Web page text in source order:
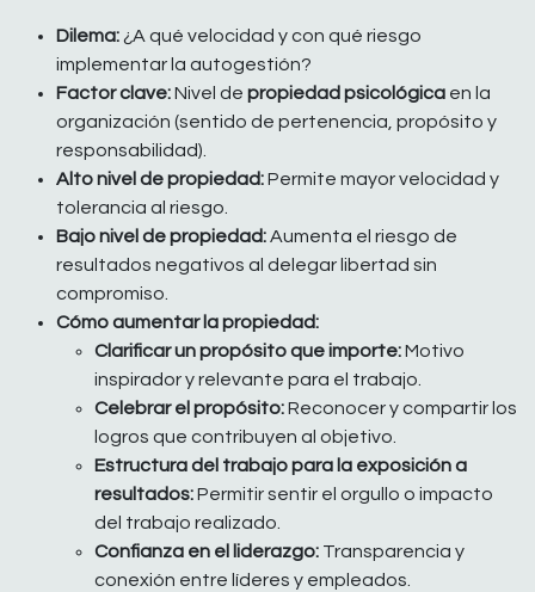
Dilema:¿A qué velocidad y con qué riesgo
implementar la autogestión?
Factor clave:Nivel de propiedad psicológica en la
organización (sentido de pertenencia, propósito y
responsabilidad).
Alto nivel de propiedad:Permite mayor velocidad y
tolerancia al riesgo.
Bajo nivel de propiedad:Aumenta el riesgo de
resultados negativos al delegar libertad sin
compromiso.
Cómo aumentar la propiedad:
Clarificar un propósito que importe:Motivo
inspirador y relevante para el trabajo.
Celebrar el propósito:Reconocer y compartir los
logros que contribuyen al objetivo.
Estructura del trabajo para la exposición a
resultados:Permitir sentir el orgullo o impacto
del trabajo realizado.
Confianza en el liderazgo: Transparencia y
conexión entre líderes y empleados.